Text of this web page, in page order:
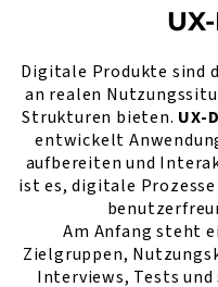
Digitale Produkte sind
an realen
Strukturen bieten. UX-
entwickelt
aufbereiten und
ist es, digitale
Am Anfang steht
Zielgruppen,
Interviews, Tests